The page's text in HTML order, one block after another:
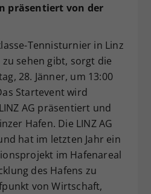
präsentiert von der
Tennisturnier in Linz
sehen gibt, sorgt die
28. Jänner, um 13:00
Startevent wird
AG präsentiert und
Hafen. Die LINZ AG
hat im letzten Jahr ein
im Hafenareal
des Hafens zu
von Wirtschaft,